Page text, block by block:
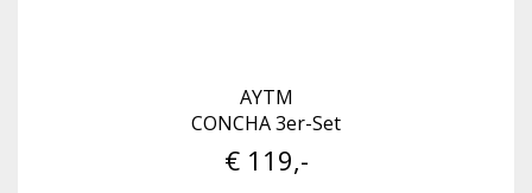
AYTM
CONCHA 3er-Set
€ 119,-